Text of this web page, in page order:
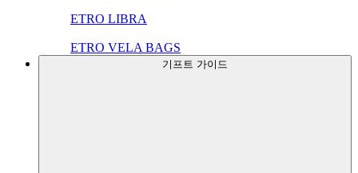
ETRO LIBRA
ETRO VELA BAGS
기프트 가이드